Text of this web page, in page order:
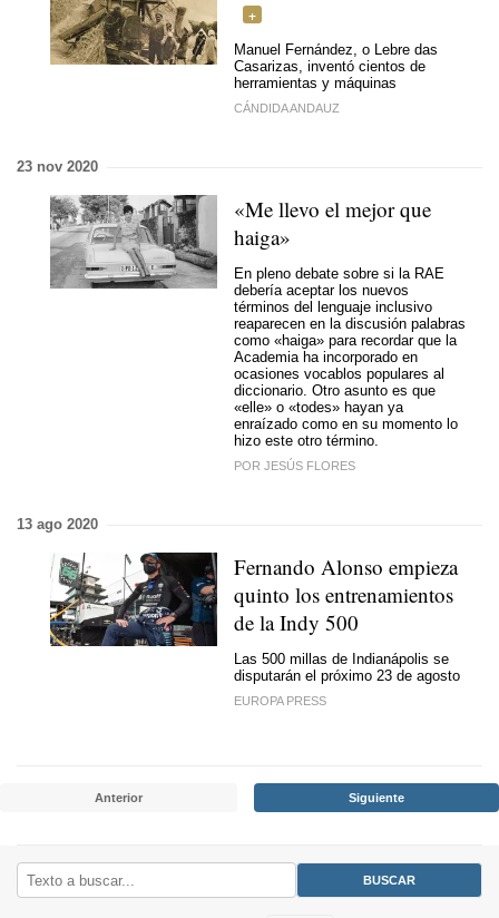
Manuel Fernández, o Lebre das
Casarizas, inventó cientos de
herramientas y máquinas
CÁNDIDA ANDAUZ
23 nov 2020
«Me llevo el mejor que
haiga»
En pleno debate sobre si la RAE
debería aceptar los nuevos
términos del lenguaje inclusivo
reaparecen en la discusión palabras
como «haiga» para recordar que la
Academia ha incorporado en
ocasiones vocablos populares al
diccionario. Otro asunto es que
«elle» o «todes» hayan ya
enraízado como en su momento lo
hizo este otro término.
POR JESÚS FLORES
13 ago 2020
Fernando Alonso empieza
quinto los entrenamientos
de la Indy 500
Las 500 millas de Indianápolis se
disputarán el próximo 23 de agosto
EUROPA PRESS
Anterior Siguiente